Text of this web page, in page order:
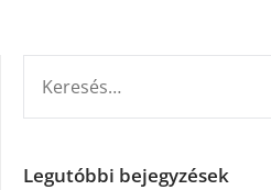
Legutóbbi bejegyzések